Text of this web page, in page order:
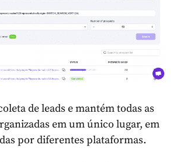
de leads e mantém todas as
em um único lugar, em
por diferentes plataformas.